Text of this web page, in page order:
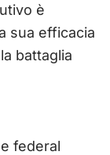
è
sua efficacia
battaglia
federal